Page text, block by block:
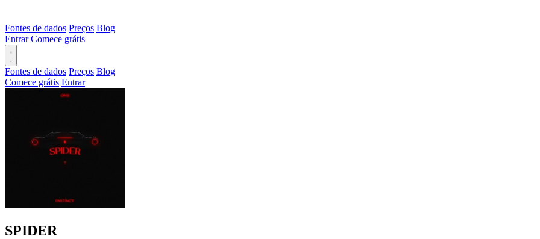
Fontes de dados Preços Blog
Entrar Comece grátis
Fontes de dados Preços Blog
Comece grátis Entrar
SPIDER